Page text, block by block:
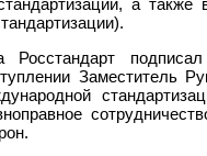
Росстандарт
Заместитель